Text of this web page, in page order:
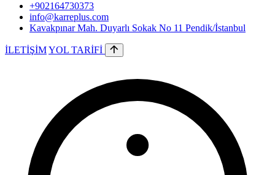
+902164730373
info@karreplus.com
Kavakpınar Mah. Duyarlı Sokak No 11 Pendik/İstanbul
İLETİŞİMYOL TARİFİ